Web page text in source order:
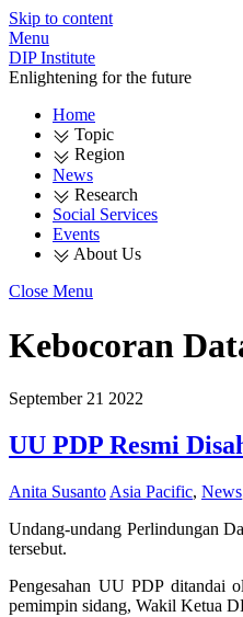
Skip to content
Menu
DIP Institute
Enlightening for the future
Home
Topic
Region
News
Research
Social Services
Events
About Us
Close Menu
Kebocoran
September 21 2022
UU PDP Resmi
Anita Susanto Asia Pacific, News
Undang-undang Perlindungan
tersebut.
Pengesahan UU PDP ditandai
pemimpin sidang, Wakil Ketua